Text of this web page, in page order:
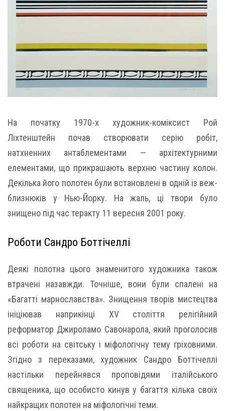
На початку 1970-х художник-коміксист Рой
Ліхтенштейн почав створювати серію робіт,
натхненних антаблементами — архітектурними
елементами, що прикрашають верхню частину колон.
Декілька його полотен були встановлені в одній із веж-
близнюків у Нью-Йорку. На жаль, ці твори було
знищено під час теракту 11 вересня 2001 року.
Роботи Сандро Боттічеллі
Деякі полотна цього знаменитого художника також
втрачені назавжди. Точніше, вони були спалені на
«Багатті марнославства». Знищення творів мистецтва
ініціював наприкінці XV століття релігійний
реформатор Джироламо Савонарола, який проголосив
всі роботи на світську і міфологічну тему гріховними.
Згідно з переказами, художник Сандро Боттічеллі
настільки перейнявся проповідями італійського
священика, що особисто кинув у багаття кілька своїх
найкращих полотен на міфологічні теми.